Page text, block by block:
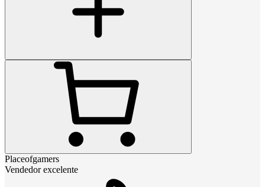
Placeofgamers
Vendedor excelente